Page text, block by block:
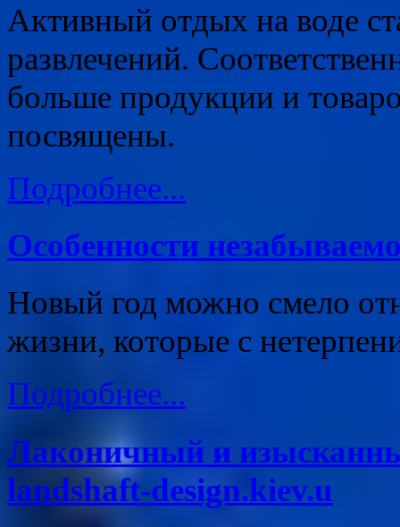
Активный отдых на воде
развлечений.
больше продукции и
посвящены.
Подробнее...
Особенности
Новый год можно смело
жизни, которые с
Подробнее...
Лаконичный и
landshaft-design.kiev.u